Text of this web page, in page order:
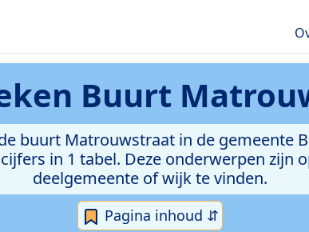
Buurt
buurt Matrouwstraat in de gemeente
in 1 tabel. Deze onderwerpen zijn
deelgemeente of wijk te vinden.
Pagina inhoud ⇵